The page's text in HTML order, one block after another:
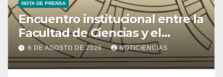
NOTA DE PRENSA
Encuentro institucional entre la
Facultad de Ciencias y el
Ministerio de Ciencia y
Tecnología
6 DE AGOSTO DE 2026 NOTICIENCIAS